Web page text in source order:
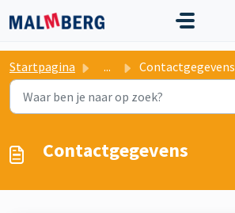
Startpagina ... Contactgegevens
Contactgegevens